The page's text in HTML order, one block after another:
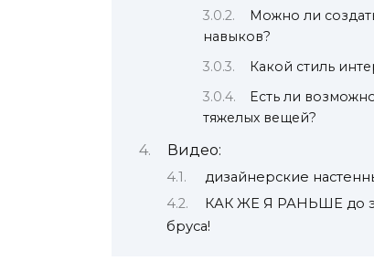
Можно ли
навыков?
Какой стиль
Есть ли
тяжелых вещей?
Видео:
дизайнерские
КАК ЖЕ Я РАНЬШЕ до
бруса!